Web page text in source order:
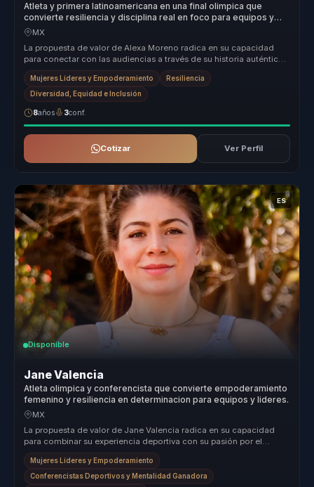
Atleta y primera latinoamericana en una final olimpica que
convierte resiliencia y disciplina real en foco para equipos y
lideres.
MX
La propuesta de valor de Alexa Moreno radica en su capacidad
para conectar con las audiencias a través de su historia auténtica
de supera...
Mujeres Líderes y Empoderamiento Resiliencia
Diversidad, Equidad e Inclusión
8años 3conf.
Cotizar Ver Perfil
ES
Disponible
Jane Valencia
Atleta olimpica y conferencista que convierte empoderamiento
femenino y resiliencia en determinacion para equipos y lideres.
MX
La propuesta de valor de Jane Valencia radica en su capacidad
para combinar su experiencia deportiva con su pasión por el
empoderamiento ...
Mujeres Líderes y Empoderamiento
Conferencistas Deportivos y Mentalidad Ganadora